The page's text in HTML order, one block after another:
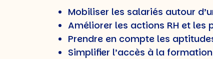
Mobiliser les salariés autour
Améliorer les actions RH et les
Prendre en compte les
Simplifier l’accès à la